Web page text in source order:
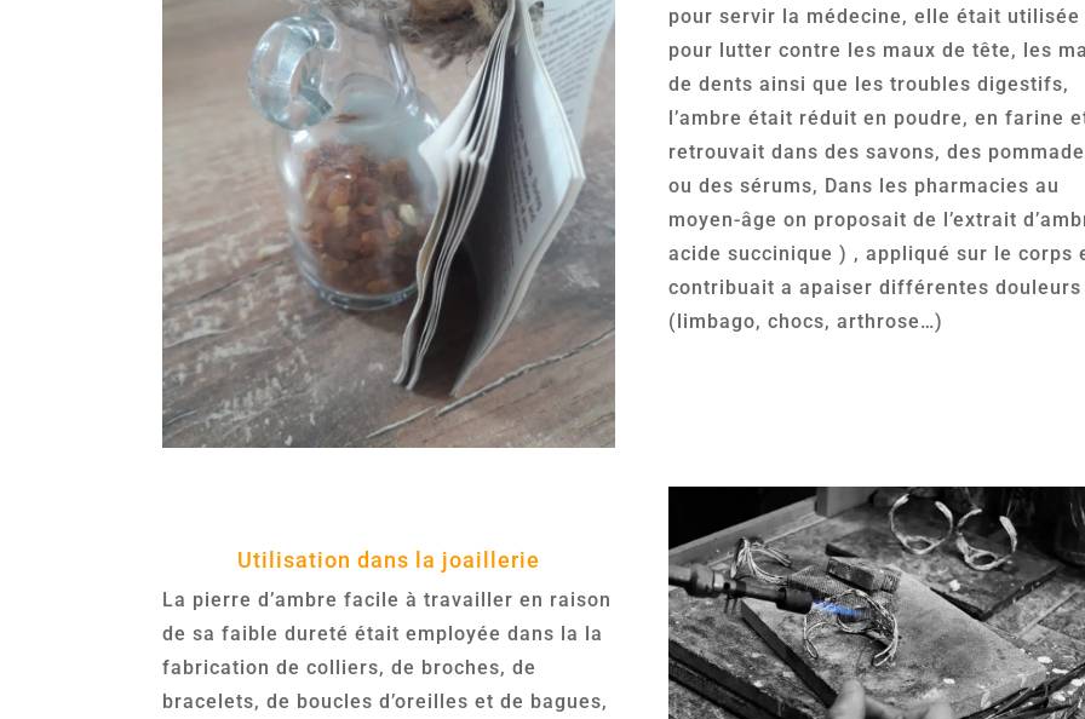
pour servir la médecine, elle était utilisée
pour lutter contre les maux de tête, les
de dents ainsi que les troubles digestifs,
l’ambre était réduit en poudre, en farine
retrouvait dans des savons, des
ou des sérums, Dans les pharmacies au
moyen-âge on proposait de l’extrait
acide succinique ) , appliqué sur le corps
contribuait a apaiser différentes douleurs
(limbago, chocs, arthrose…)
Utilisation dans la joaillerie
La pierre d’ambre facile à travailler en raison
de sa faible dureté était employée dans la la
fabrication de colliers, de broches, de
bracelets, de boucles d’oreilles et de bagues,